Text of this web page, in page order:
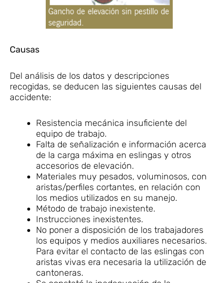
Causas
Del análisis de los datos y descripciones
recogidas, se deducen las siguientes causas del
accidente:
Resistencia mecánica insuficiente del
equipo de trabajo.
Falta de señalización e información acerca
de la carga máxima en eslingas y otros
accesorios de elevación.
Materiales muy pesados, voluminosos, con
aristas/perfiles cortantes, en relación con
los medios utilizados en su manejo.
Método de trabajo inexistente.
Instrucciones inexistentes.
No poner a disposición de los trabajadores
los equipos y medios auxiliares necesarios.
Para evitar el contacto de las eslingas con
aristas vivas era necesaria la utilización de
cantoneras.